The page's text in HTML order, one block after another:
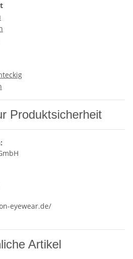
Produktsicherheit
eyewear.de/
Artikel